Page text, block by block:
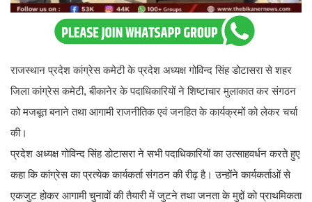
राजस्थान प्रदेश कांग्रेस कमेटी के प्रदेश अध्यक्ष गोविन्द सिंह डोटासरा से शहर
जिला कांग्रेस कमेटी, बीकानेर के पदाधिकारियों ने शिष्टाचार मुलाकात कर संगठन
को मजबूत बनाने तथा आगामी राजनीतिक एवं जनहित के कार्यक्रमों को लेकर चर्चा
की।
प्रदेश अध्यक्ष गोविन्द सिंह डोटासरा ने सभी पदाधिकारियों का उत्साहवर्धन करते हुए
कहा कि कांग्रेस का प्रत्येक कार्यकर्ता संगठन की रीढ़ है। उन्होंने कार्यकर्ताओं से
एकजुट होकर आगामी चुनावों की तैयारी में जुटने तथा जनता के मुद्दों को प्राथमिकता